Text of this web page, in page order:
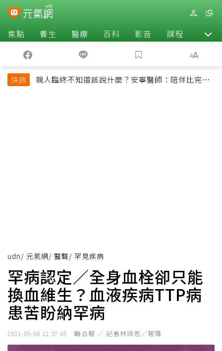
焦點 養生 醫療 百科 影音 課程 退休
快訊
親人臨終不知道該說什麼？安寧醫師：陪伴比完美
udn/ 元氣網/ 醫聲/ 罕見疾病
罕病認定／全身血栓卻只能
換血維生？血液疾病TTP病
患苦盼納罕病
2021-09-06 12:37:45 聯合報 ／ 記者林琮恩／報導